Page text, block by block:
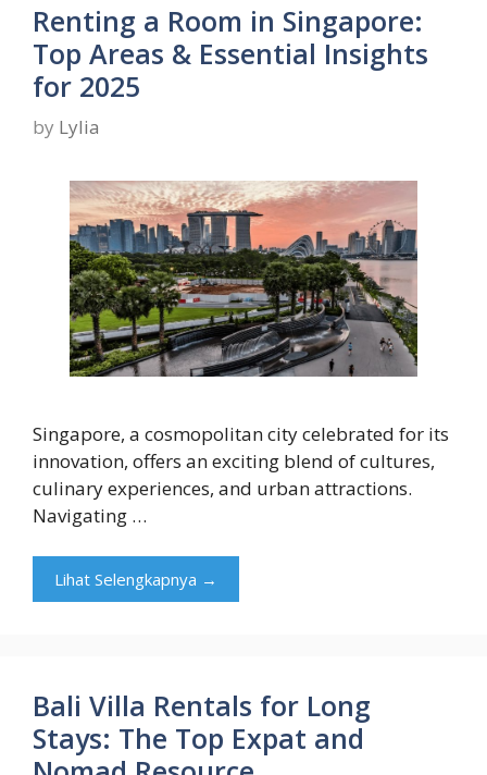
Renting a Room in Singapore:
Top Areas & Essential Insights
for 2025
by Lylia
Singapore, a cosmopolitan city celebrated for its
innovation, offers an exciting blend of cultures,
culinary experiences, and urban attractions.
Navigating …
Lihat Selengkapnya →
Bali Villa Rentals for Long
Stays: The Top Expat and